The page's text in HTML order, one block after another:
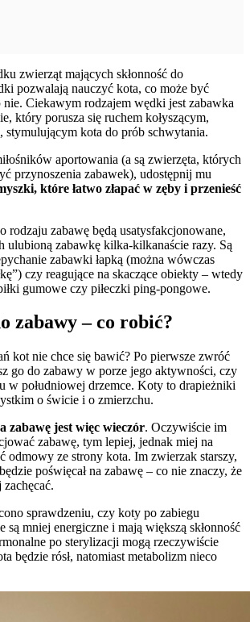
zwierząt mających skłonność do
pozwalają nauczyć kota, co może być
nie. Ciekawym rodzajem wędki jest zabawka
który porusza się ruchem kołyszącym,
kota do prób schwytania.
aportowania (a są zwierzęta, których
przynoszenia zabawek), udostępnij mu
które łatwo złapać w zęby i przenieść
rodzaju zabawę będą usatysfakcjonowane,
ulubioną zabawkę kilka-kilkanaście razy. Są
zabawki łapką (można wówczas
czy reagujące na skaczące obiekty – wtedy
gumowe czy piłeczki ping-pongowe.
zabawy – co robić?
kot nie chce się bawić? Po pierwsze zwróć
go do zabawy w porze jego aktywności, czy
w południowej drzemce. Koty to drapieżniki
o świcie i o zmierzchu.
zabawę jest więc wieczór. Oczywiście im
zabawę, tym lepiej, jednak miej na
odmowy ze strony kota. Im zwierzak starszy,
poświęcał na zabawę – co nie znaczy, że
sprawdzeniu, czy koty po zabiegu
są mniej energiczne i mają większą skłonność
po sterylizacji mogą rzeczywiście
będzie rósł, natomiast metabolizm nieco